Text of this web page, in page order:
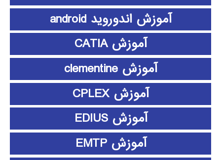
آموزش اندوروید android
آموزش CATIA
آموزش clementine
آموزش CPLEX
آموزش EDIUS
آموزش EMTP